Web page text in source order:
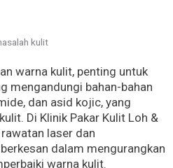
warna kulit, penting untuk
mengandungi bahan-bahan
dan asid kojic, yang
Di Klinik Pakar Kulit Loh &
laser dan
dalam mengurangkan
warna kulit.